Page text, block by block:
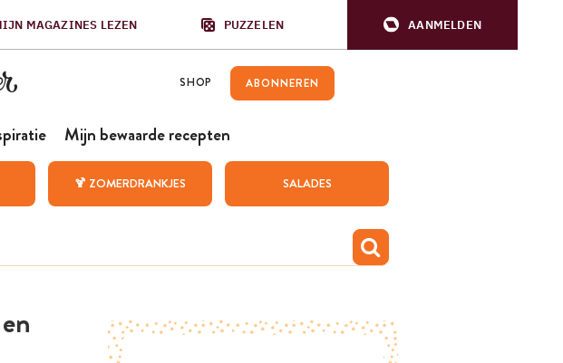
MAGAZINES LEZEN PUZZELEN AANMELDEN
SHOP ABONNEREN
Mijn bewaarde recepten
🍹 ZOMERDRANKJES SALADES